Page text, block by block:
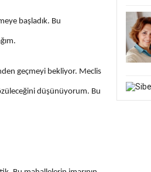
başladık. Bu
geçmeyi bekliyor. Meclis
düşünüyorum. Bu